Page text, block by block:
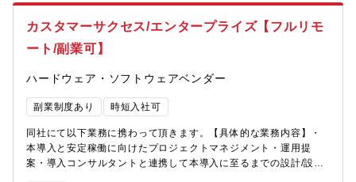
カスタマーサクセス/エンタープライズ【フルリモ
ート/副業可】
ハードウェア・ソフトウェアベンダー
副業制度あり 時短入社可
同社にて以下業務に携わって頂きます。【具体的な業務内容】・
本導入と安定稼働に向けたプロジェクトマネジメント・運用提
案・導入コンサルタントと連携して本導入に至るまでの設計/設定